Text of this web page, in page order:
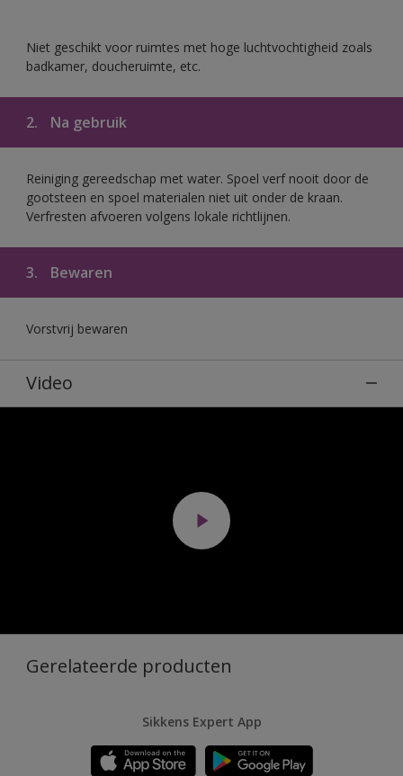
Niet geschikt voor ruimtes met hoge luchtvochtigheid zoals
badkamer, doucheruimte, etc.
2. Na gebruik
Reiniging gereedschap met water. Spoel verf nooit door de
gootsteen en spoel materialen niet uit onder de kraan.
Verfresten afvoeren volgens lokale richtlijnen.
3. Bewaren
Vorstvrij bewaren
Video
Gerelateerde producten
Sikkens Expert App